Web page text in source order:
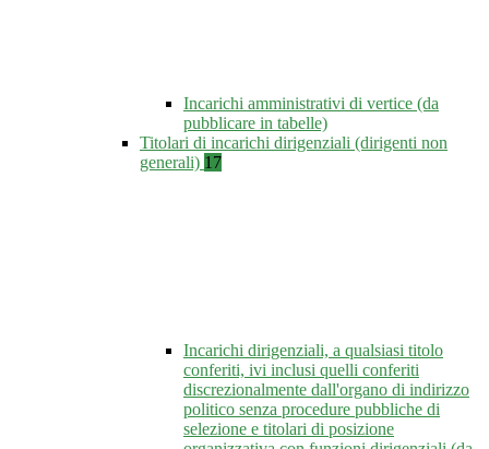
Incarichi amministrativi di vertice (da
pubblicare in tabelle)
Titolari di incarichi dirigenziali (dirigenti non
generali) 17
Incarichi dirigenziali, a qualsiasi titolo
conferiti, ivi inclusi quelli conferiti
discrezionalmente dall'organo di indirizzo
politico senza procedure pubbliche di
selezione e titolari di posizione